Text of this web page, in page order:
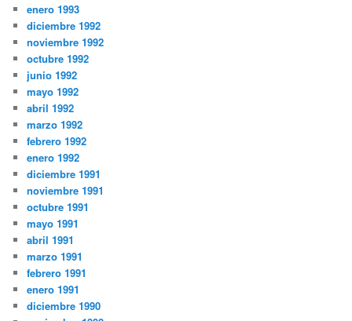
enero 1993
diciembre 1992
noviembre 1992
octubre 1992
junio 1992
mayo 1992
abril 1992
marzo 1992
febrero 1992
enero 1992
diciembre 1991
noviembre 1991
octubre 1991
mayo 1991
abril 1991
marzo 1991
febrero 1991
enero 1991
diciembre 1990